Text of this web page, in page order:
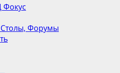
Фокус
Форумы